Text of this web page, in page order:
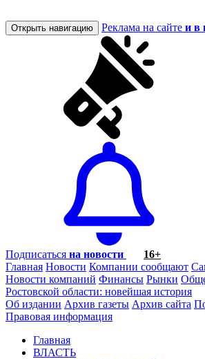
Открыть навигацию Реклама на сайте и в
Подписаться на новости
16+
Главная Новости Компании сообщают
Новости компаний Финансы Рынки
Ростовской области: новейшая история
Об издании Архив газеты Архив сайта
Правовая информация
Главная
ВЛАСТЬ